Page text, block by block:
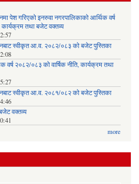
पेश गरिएको इनरुवा नगरपालिकाको आर्थिक वर्ष
कार्यक्रम तथा बजेट वक्तव्य
स्वीकृत आ.व. २०८२/०८३ को बजेट पुस्तिका
वर्ष २०८२/०८३ को वार्षिक नीति, कार्यक्रम तथा
स्वीकृत आ.व. २०८१/०८२ को बजेट पुस्तिका
वक्तव्य
more